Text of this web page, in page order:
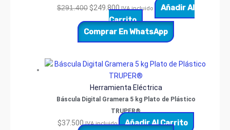
$291.400 $249.800 IVA incluido
Añadir Al
Carrito
Comprar En WhatsApp
Herramienta Eléctrica
Báscula Digital Gramera 5 kg Plato de Plástico
TRUPER®
$37.500 IVA incluido
Añadir Al Carrito